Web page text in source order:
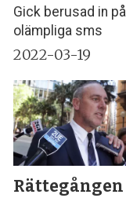
Gick berusad in
olämpliga sms
2022-03-19